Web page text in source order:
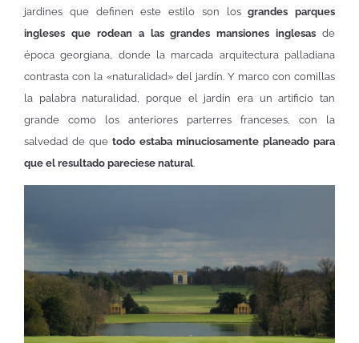
jardines que definen este estilo son losgrandes parques
ingleses que rodean a las grandes mansiones inglesas de
época georgiana, donde la marcada arquitectura palladiana
contrasta con la «naturalidad» del jardín. Y marco con comillas
la palabra naturalidad, porque el jardín era un artificio tan
grande como los anteriores parterres franceses, con la
salvedad de que todo estaba minuciosamente planeado para
que el resultado pareciese natural.